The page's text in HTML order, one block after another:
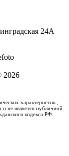
24А
2026
характеристик ,
не является публичной
кодекса РФ.